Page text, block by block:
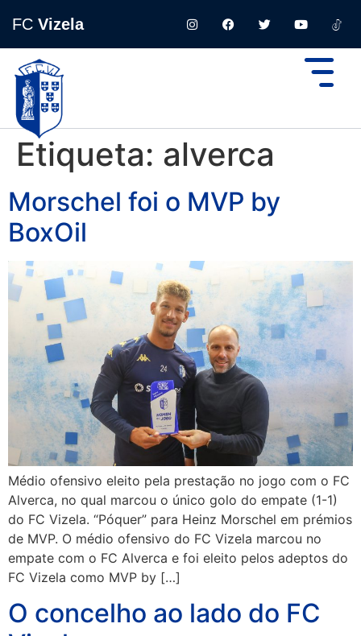
FC Vizela
Etiqueta: alverca
Morschel foi o MVP by
BoxOil
Médio ofensivo eleito pela prestação no jogo com o FC
Alverca, no qual marcou o único golo do empate (1-1)
do FC Vizela. “Póquer” para Heinz Morschel em prémios
de MVP. O médio ofensivo do FC Vizela marcou no
empate com o FC Alverca e foi eleito pelos adeptos do
FC Vizela como MVP by […]
O concelho ao lado do FC